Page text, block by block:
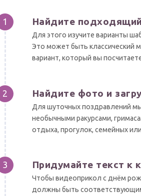
1 Найдите
Для этого изучите варианты
Это может быть классический
вариант, который вы
2 Найдите фото и
Для шуточных поздравлений
необычными ракурсами,
отдыха, прогулок, семейных
3 Придумайте текст к
Чтобы видеоприкол с днём
должны быть